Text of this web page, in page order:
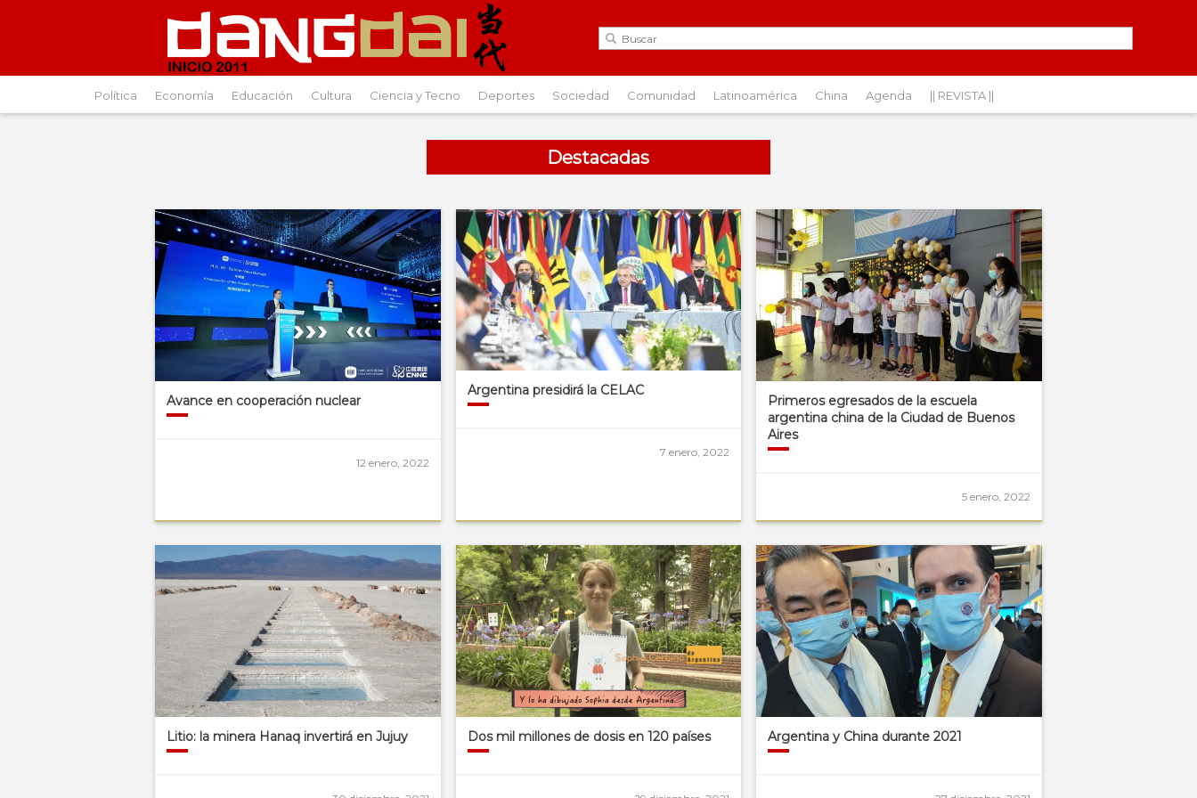
Política Economía Educación Cultura Ciencia y Tecno Deportes Sociedad Comunidad Latinoamérica China Agenda || REVISTA ||
Destacadas
Avance en cooperación nuclear
12 enero, 2022
Argentina presidirá la CELAC
7 enero, 2022
Primeros egresados de la escuela
argentina china de la Ciudad de Buenos
Aires
5 enero, 2022
Litio: la minera Hanaq invertirá en Jujuy Dos mil millones de dosis en 120 países Argentina y China durante 2021